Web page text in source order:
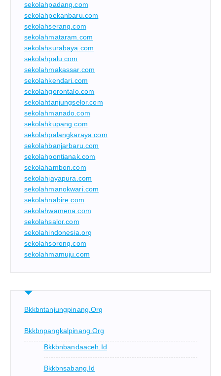
sekolahpadang.com
sekolahpekanbaru.com
sekolahserang.com
sekolahmataram.com
sekolahsurabaya.com
sekolahpalu.com
sekolahmakassar.com
sekolahkendari.com
sekolahgorontalo.com
sekolahtanjungselor.com
sekolahmanado.com
sekolahkupang.com
sekolahpalangkaraya.com
sekolahbanjarbaru.com
sekolahpontianak.com
sekolahambon.com
sekolahjayapura.com
sekolahmanokwari.com
sekolahnabire.com
sekolahwamena.com
sekolahsalor.com
sekolahindonesia.org
sekolahsorong.com
sekolahmamuju.com
Bkkbntanjungpinang.org
Bkkbnpangkalpinang.org
Bkkbnbandaaceh.id
Bkkbnsabang.id